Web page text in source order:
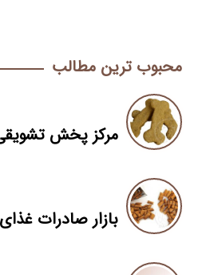
محبوب ترین مطالب
مرکز پخش
بازار صادرات